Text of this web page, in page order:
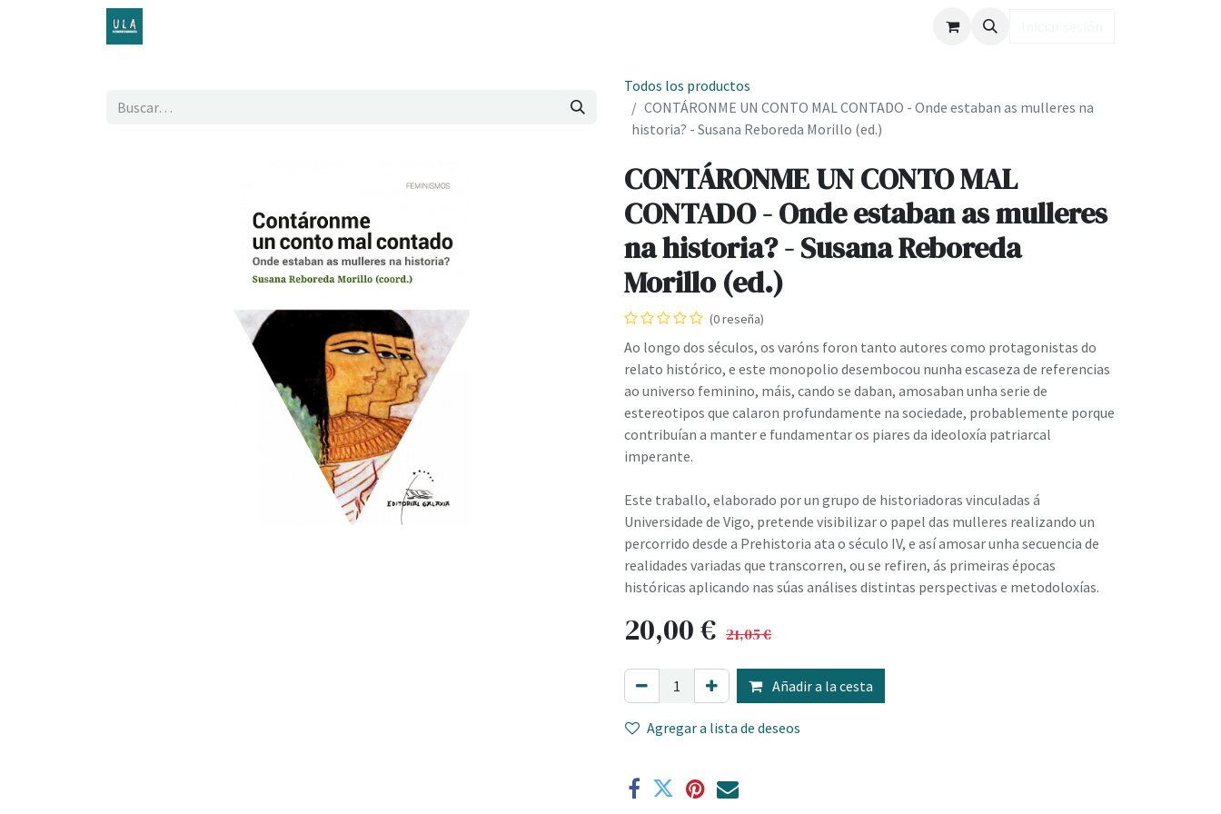
Todos los productos
CONTÁRONME UN CONTO MAL CONTADO - Onde estaban as mulleres na
historia? - Susana Reboreda Morillo (ed.)
CONTÁRONME UN CONTO MAL
CONTADO - Onde estaban as mulleres
na historia? - Susana Reboreda
Morillo (ed.)
(0 reseña)
Ao longo dos séculos, os varóns foron tanto autores como protagonistas do
relato histórico, e este monopolio desembocou nunha escaseza de referencias
ao universo feminino, máis, cando se daban, amosaban unha serie de
estereotipos que calaron profundamente na sociedade, probablemente porque
contribuían a manter e fundamentar os piares da ideoloxía patriarcal
imperante.
Este traballo, elaborado por un grupo de historiadoras vinculadas á
Universidade de Vigo, pretende visibilizar o papel das mulleres realizando un
percorrido desde a Prehistoria ata o século IV, e así amosar unha secuencia de
realidades variadas que transcorren, ou se refiren, ás primeiras épocas
históricas aplicando nas súas análises distintas perspectivas e metodoloxías.
20,00€ 21,05€
Añadir a la cesta
Agregar a lista de deseos